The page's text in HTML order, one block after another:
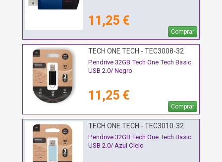
11,25 €
Comprar
TECH ONE TECH - TEC3008-32
Pendrive 32GB Tech One Tech Basic
USB 2.0/ Negro
11,25 €
Comprar
TECH ONE TECH - TEC3010-32
Pendrive 32GB Tech One Tech Basic
USB 2.0/ Azul Cielo